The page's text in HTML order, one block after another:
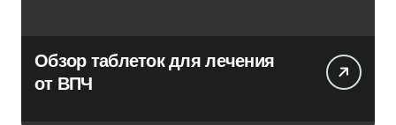
Обзор таблеток для лечения
от ВПЧ